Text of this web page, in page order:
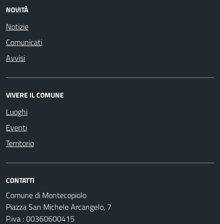
NOVITÀ
Notizie
Comunicati
Avvisi
VIVERE IL COMUNE
Luoghi
Eventi
Territorio
CONTATTI
Comune di Montecopiolo
Piazza San Michele Arcangelo, 7
P.iva : 00360600415